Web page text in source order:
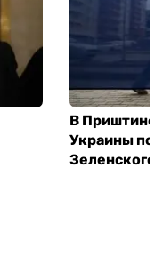
В Приштине
Украины
Зеленского